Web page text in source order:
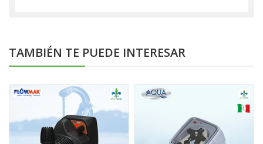
TAMBIÉN TE PUEDE INTERESAR